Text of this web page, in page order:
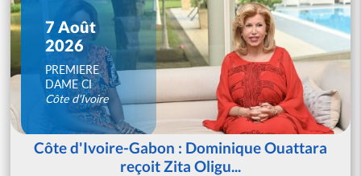
7 Août
2026
PREMIERE
DAME CI
Côte d'Ivoire
Côte d'Ivoire-Gabon : Dominique Ouattara
reçoit Zita Oligu...